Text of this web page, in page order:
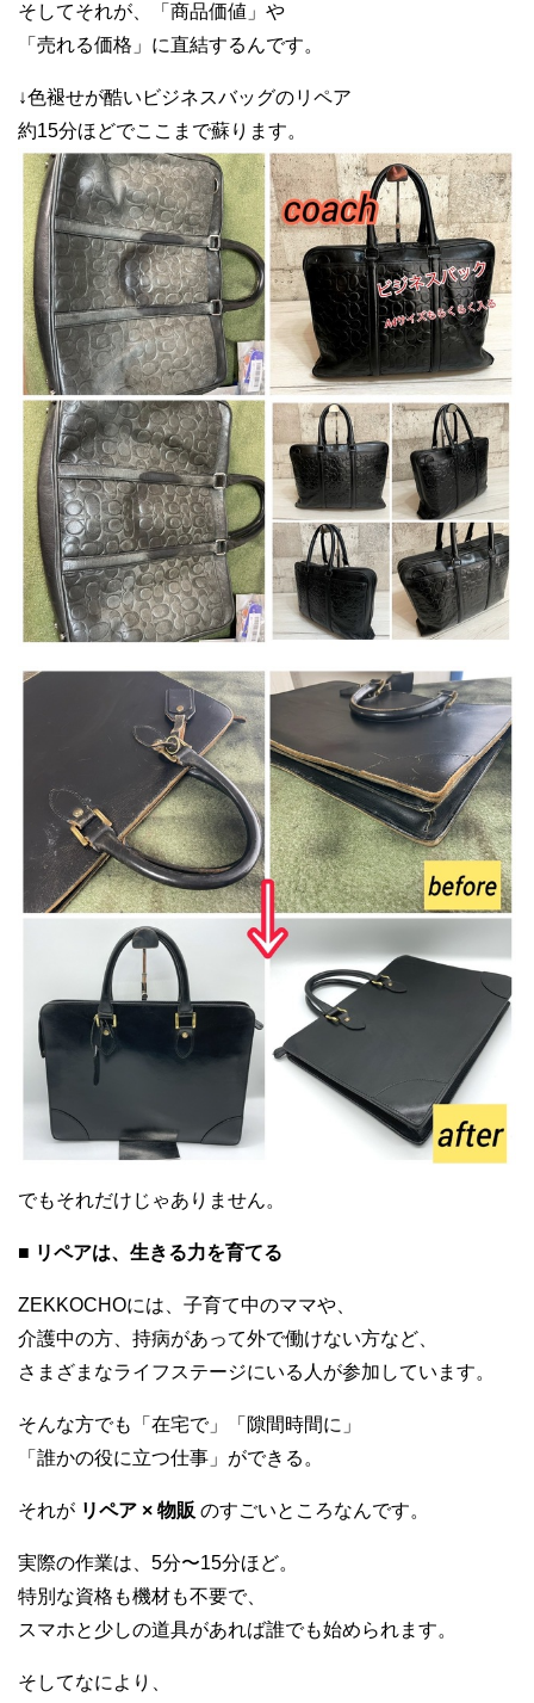
そしてそれが、「商品価値」や
「売れる価格」に直結するんです。
↓色褪せが酷いビジネスバッグのリペア
約15分ほどでここまで蘇ります。
でもそれだけじゃありません。
■ リペアは、生きる力を育てる
ZEKKOCHOには、子育て中のママや、
介護中の方、持病があって外で働けない方など、
さまざまなライフステージにいる人が参加しています。
そんな方でも「在宅で」「隙間時間に」
「誰かの役に立つ仕事」ができる。
それが リペア × 物販 のすごいところなんです。
実際の作業は、5分〜15分ほど。
特別な資格も機材も不要で、
スマホと少しの道具があれば誰でも始められます。
そしてなにより、